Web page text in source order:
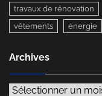
travaux de rénovation
vêtements
énergie
Archives
Archives